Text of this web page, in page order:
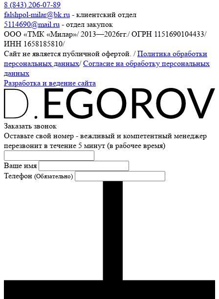
8 (843) 206-07-89
falshpol-milar@bk.ru - клиентский отдел
5114690@mail.ru - отдел закупок
ООО «ТМК «Милар»/ 2013—2026гг./ОГРН 1151690104433/
ИНН 1658185810/
Сайт не является публичной офертой. / Политика обработки
персональных данных/ Согласие на обработку персональных
данных
Разработка и ведение сайта
Заказать звонок
Оставьте свой номер - вежливый и компетентный менеджер
перезвонит в течение 5 минут (в рабочее время)
Ваше имя
Телефон (Обязательно)